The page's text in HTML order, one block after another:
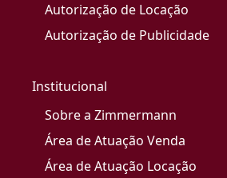
Autorização de Locação
Autorização de Publicidade
Institucional
Sobre a Zimmermann
Área de Atuação Venda
Área de Atuação Locação